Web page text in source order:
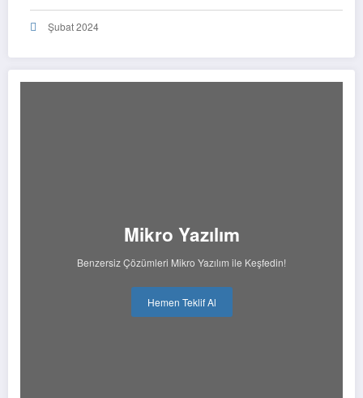
Şubat 2024
Mikro Yazılım
Benzersiz Çözümleri Mikro Yazılım ile Keşfedin!
Hemen Teklif Al